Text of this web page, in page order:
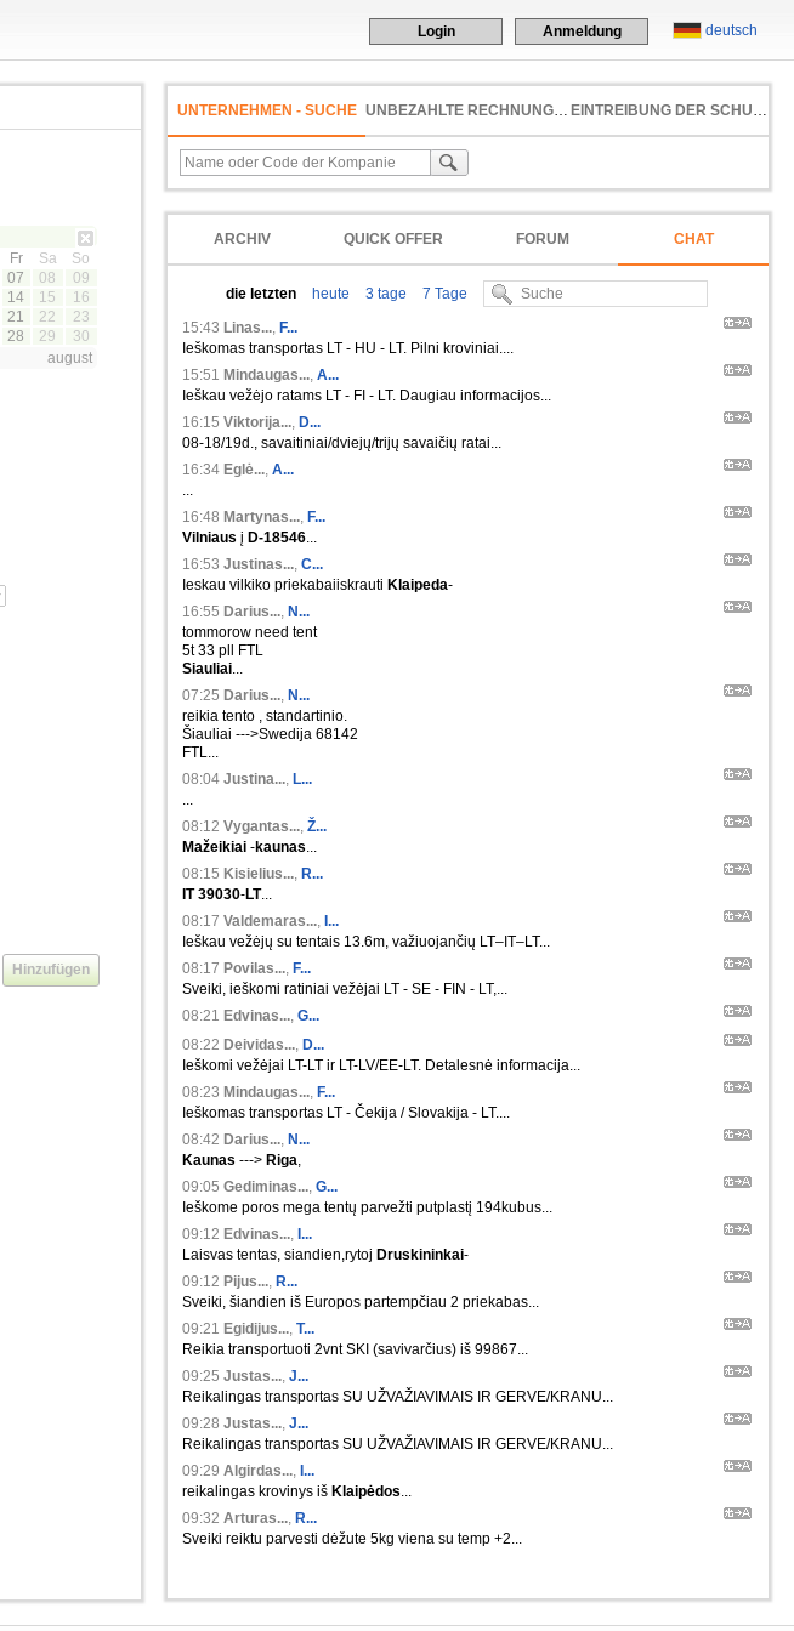
deutsch
Login Anmeldung
Fr Sa
So
07 08
09
14 15
16
21 22
23
28 29
30
august
UNTERNEHMEN - SUCHE UNBEZAHLTE RECHNUNG EINTREIBUNG DER SCHULD
ARCHIV QUICK OFFER FORUM CHAT
die letzten heute 3 tage
7 Tage
15:43 Linas..., F...
Ieškomas transportas LT - HU - LT. Pilni kroviniai....
15:51 Mindaugas..., A...
Ieškau vežėjo ratams LT - FI - LT. Daugiau informacijos...
16:15 Viktorija..., D...
08-18/19d., savaitiniai/dviejų/trijų savaičių ratai...
16:34 Eglė..., A...
...
16:48 Martynas..., F...
Vilniaus į D-18546...
16:53 Justinas..., C...
Ieskau vilkiko priekabaiiskrauti Klaipeda-
16:55 Darius..., N...
tommorow need tent
5t 33 pll FTL
Siauliai...
07:25 Darius..., N...
reikia tento , standartinio.
Šiauliai --->Swedija 68142
FTL...
08:04 Justina..., L...
...
08:12 Vygantas..., Ž...
Mažeikiai -kaunas...
08:15 Kisielius..., R...
IT 39030-LT...
08:17 Valdemaras..., I...
Ieškau vežėjų su tentais 13.6m, važiuojančių LT–IT–LT...
08:17 Povilas..., F...
Sveiki, ieškomi ratiniai vežėjai LT - SE - FIN - LT,...
08:21 Edvinas..., G...
08:22 Deividas..., D...
Ieškomi vežėjai LT-LT ir LT-LV/EE-LT. Detalesnė informacija...
08:23 Mindaugas..., F...
Ieškomas transportas LT - Čekija / Slovakija - LT....
08:42 Darius..., N...
Kaunas ---> Riga,
09:05 Gediminas..., G...
Ieškome poros mega tentų parvežti putplastį 194kubus...
09:12 Edvinas..., I...
Laisvas tentas, siandien,rytoj Druskininkai-
09:12 Pijus..., R...
Sveiki, šiandien iš Europos partempčiau 2 priekabas...
09:21 Egidijus..., T...
Reikia transportuoti 2vnt SKI (savivarčius) iš 99867...
09:25 Justas..., J...
Reikalingas transportas SU UŽVAŽIAVIMAIS IR GERVE/KRANU...
09:28 Justas..., J...
Reikalingas transportas SU UŽVAŽIAVIMAIS IR GERVE/KRANU...
09:29 Algirdas..., I...
reikalingas krovinys iš Klaipėdos...
09:32 Arturas..., R...
Sveiki reiktu parvesti dėžute 5kg viena su temp +2...